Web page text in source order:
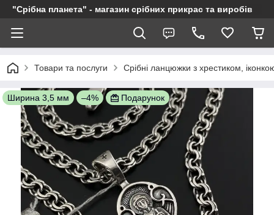
"Срібна планета" - магазин срібних прикрас та виробів
Товари та послуги Срібні ланцюжки з хрестиком,
Ширина 3,5 мм –4% Подарунок